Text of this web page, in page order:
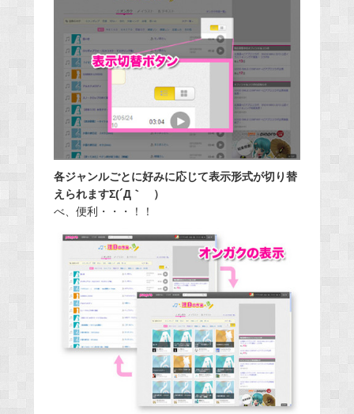
各ジャンルごとに好みに応じて表示形式が切り替
えられますΣ(´Д｀ ）
べ、便利・・・！！